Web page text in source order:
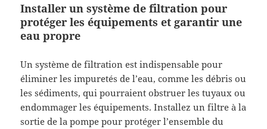
Installer un système de filtration pour
protéger les équipements et garantir une
eau propre
Un système de filtration est indispensable pour
éliminer les impuretés de l’eau, comme les débris ou
les sédiments, qui pourraient obstruer les tuyaux ou
endommager les équipements. Installez un filtre à la
sortie de la pompe pour protéger l’ensemble du